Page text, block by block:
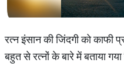
रत्न इंसान की जिंदगी को काफी
बहुत से रत्नों के बारे में बताया